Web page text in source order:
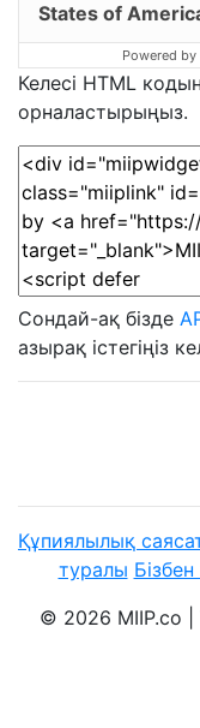
States of
Powered by
Келесі HTML
орналастырыңыз.
Сондай-ақ бізде
азырақ істегіңіз
Құпиялылық
туралы
© 2026 MIIP.co |